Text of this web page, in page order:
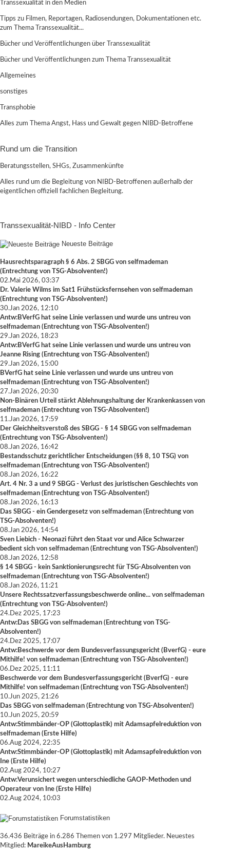
Transsexualität in den Medien
Tipps zu Filmen, Reportagen, Radiosendungen, Dokumentationen etc.
zum Thema Transsexualität...
Bücher und Veröffentlichungen über Transsexualität
Bücher und Veröffentlichungen zum Thema Transsexualität
Allgemeines
sonstiges
Transphobie
Alles zum Thema Angst, Hass und Gewalt gegen NIBD-Betroffene
Rund um die Transition
Beratungsstellen, SHGs, Zusammenkünfte
Alles rund um die Begleitung von NIBD-Betroffenen außerhalb der
eigentlichen offiziell fachlichen Begleitung.
Transsexualität-NIBD - Info Center
Neueste Beiträge
Hausrechtsparagraph § 6 Abs. 2 SBGG von selfmademan
( Entrechtung von TSG-Absolventen!)
02.Mai 2026, 03:37
Dr. Valerie Wilms im Sat1 Frühstücksfernsehen von selfmademan
( Entrechtung von TSG-Absolventen!)
30.Jan 2026, 12:10
Antw:BVerfG hat seine Linie verlassen und wurde uns untreu von
selfmademan ( Entrechtung von TSG-Absolventen!)
29.Jan 2026, 18:23
Antw:BVerfG hat seine Linie verlassen und wurde uns untreu von
Jeanne Rising ( Entrechtung von TSG-Absolventen!)
29.Jan 2026, 15:00
BVerfG hat seine Linie verlassen und wurde uns untreu von
selfmademan ( Entrechtung von TSG-Absolventen!)
27.Jan 2026, 20:30
Non-Binären Urteil stärkt Ablehnungshaltung der Krankenkassen von
selfmademan ( Entrechtung von TSG-Absolventen!)
11.Jan 2026, 17:59
Der Gleichheitsverstoß des SBGG - § 14 SBGG von selfmademan
( Entrechtung von TSG-Absolventen!)
08.Jan 2026, 16:42
Bestandsschutz gerichtlicher Entscheidungen (§§ 8, 10 TSG) von
selfmademan ( Entrechtung von TSG-Absolventen!)
08.Jan 2026, 16:22
Art. 4 Nr. 3 a und 9 SBGG - Verlust des juristischen Geschlechts von
selfmademan ( Entrechtung von TSG-Absolventen!)
08.Jan 2026, 16:13
Das SBGG - ein Gendergesetz von selfmademan ( Entrechtung von
TSG-Absolventen!)
08.Jan 2026, 14:54
Sven Liebich - Neonazi führt den Staat vor und Alice Schwarzer
bedient sich von selfmademan ( Entrechtung von TSG-Absolventen!)
08.Jan 2026, 12:58
§ 14 SBGG - kein Sanktionierungsrecht für TSG-Absolventen von
selfmademan ( Entrechtung von TSG-Absolventen!)
08.Jan 2026, 11:21
Unsere Rechtssatzverfassungsbeschwerde online... von selfmademan
( Entrechtung von TSG-Absolventen!)
24.Dez 2025, 17:23
Antw:Das SBGG von selfmademan ( Entrechtung von TSG-
Absolventen!)
24.Dez 2025, 17:07
Antw:Beschwerde vor dem Bundesverfassungsgericht (BverfG) - eure
Mithilfe! von selfmademan ( Entrechtung von TSG-Absolventen!)
06.Dez 2025, 11:11
Beschwerde vor dem Bundesverfassungsgericht (BverfG) - eure
Mithilfe! von selfmademan ( Entrechtung von TSG-Absolventen!)
10.Jun 2025, 21:26
Das SBGG von selfmademan ( Entrechtung von TSG-Absolventen!)
10.Jun 2025, 20:59
Antw:Stimmbänder-OP (Glottoplastik) mit Adamsapfelreduktion von
selfmademan ( Erste Hilfe)
06.Aug 2024, 22:35
Antw:Stimmbänder-OP (Glottoplastik) mit Adamsapfelreduktion von
Ine ( Erste Hilfe)
02.Aug 2024, 10:27
Antw:Verunsichert wegen unterschiedliche GAOP-Methoden und
Operateur von Ine ( Erste Hilfe)
02.Aug 2024, 10:03
Forumstatistiken
36.436 Beiträge in 6.286 Themen von 1.297 Mitglieder. Neuestes
Mitglied: MareikeAusHamburg